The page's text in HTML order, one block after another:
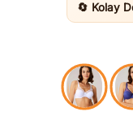
🔄 Kolay